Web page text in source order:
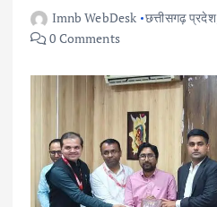
Imnb WebDesk छत्तीसगढ़ प्रदेश
0 Comments